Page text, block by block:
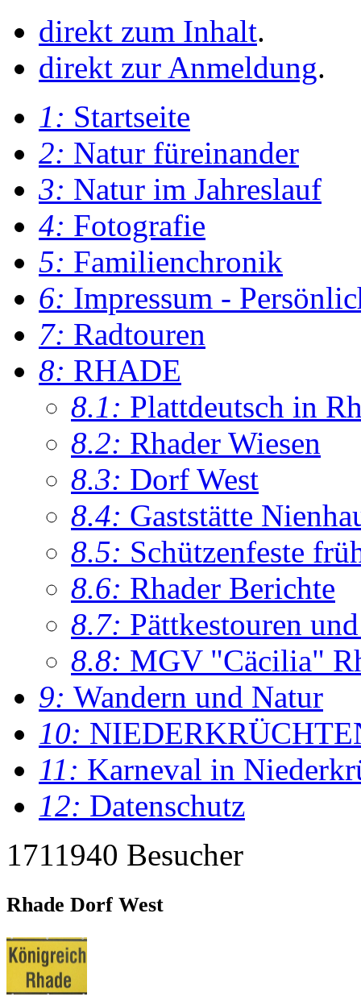
direkt zum Inhalt.
direkt zur Anmeldung.
1: Startseite
2: Natur füreinander
3: Natur im Jahreslauf
4: Fotografie
5: Familienchronik
6: Impressum -
7: Radtouren
8: RHADE
8.1: Plattdeutsch in
8.2: Rhader Wiesen
8.3: Dorf West
8.4: Gaststätte
8.5: Schützenfeste
8.6: Rhader Berichte
8.7: Pättkestouren
8.8: MGV "Cäcilia"
9: Wandern und Natur
10:
11: Karneval in
12: Datenschutz
1711940 Besucher
Rhade Dorf West